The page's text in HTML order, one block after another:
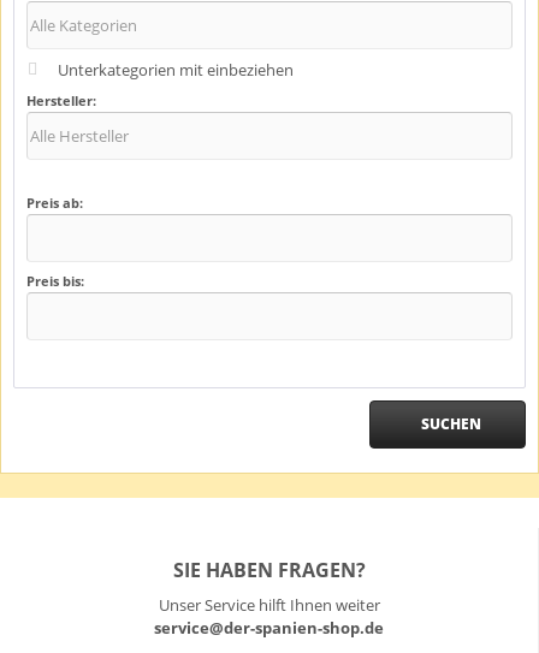
Unterkategorien mit einbeziehen
Hersteller:
Preis ab:
Preis bis:
SUCHEN
SIE HABEN FRAGEN?
Unser Service hilft Ihnen weiter
service@der-spanien-shop.de